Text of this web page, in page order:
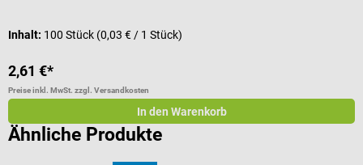
Inhalt: 100 Stück (0,03 € / 1 Stück)
2,61 €*
Preise inkl. MwSt. zzgl. Versandkosten
In den Warenkorb
Ähnliche Produkte